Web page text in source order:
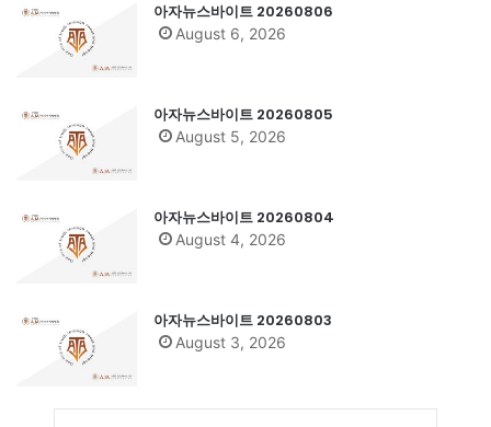
아자뉴스바이트 20260806
August 6, 2026
아자뉴스바이트 20260805
August 5, 2026
아자뉴스바이트 20260804
August 4, 2026
아자뉴스바이트 20260803
August 3, 2026